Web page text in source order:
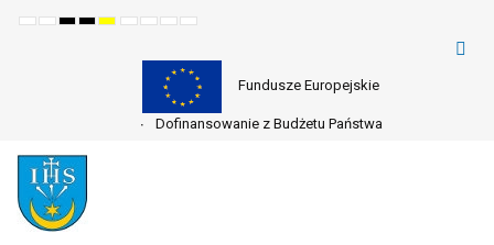
Default
NightHighHighHighSetSetMake
readable
Set
Fundusze Europejskie
Dofinansowanie z Budżetu Państwa